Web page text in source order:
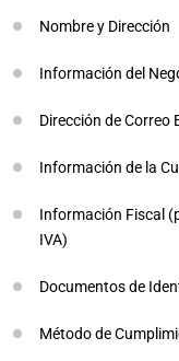
Nombre y Dirección
Información del
Dirección de Correo
Información de la
Información Fiscal
IVA)
Documentos de
Método de